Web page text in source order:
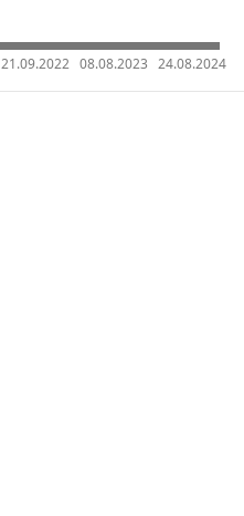
21.09.2022 08.08.2023 24.08.2024